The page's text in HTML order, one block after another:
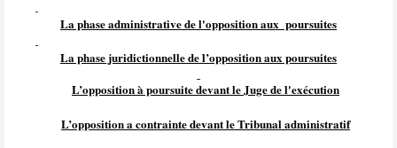
La phase administrative de l'opposition aux poursuites
La phase juridictionnelle de l’opposition aux poursuites
L’opposition à poursuite devant le Juge de l'exécution
L’opposition a contrainte devant le Tribunal administratif